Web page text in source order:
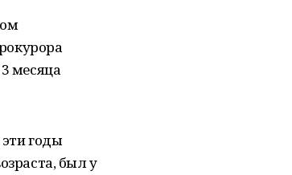
месяца
годы
был у